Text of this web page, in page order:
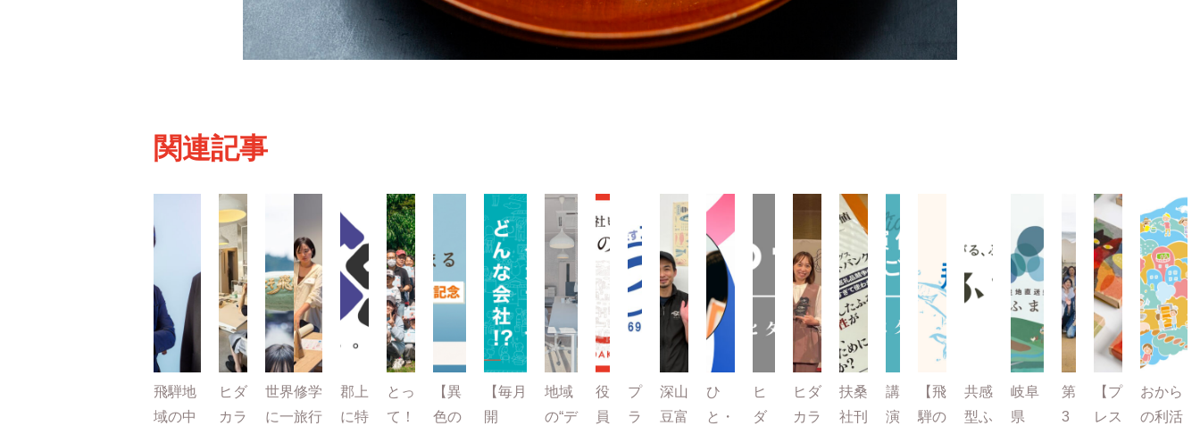
関連記事
飛騨地
域の中
ヒダ
カラ
世界
に一
修学
旅行
郡上
に特
とっ
て！
【異
色の
【毎月
開
地域
の“デ
役
員
プ
ラ
深山
豆富
ひ
と・
ヒ
ダ
ヒダ
カラ
扶桑
社刊
講
演
【飛
騨の
共感
型ふ
岐阜
県
第
3
【プ
レス
おから
の利活